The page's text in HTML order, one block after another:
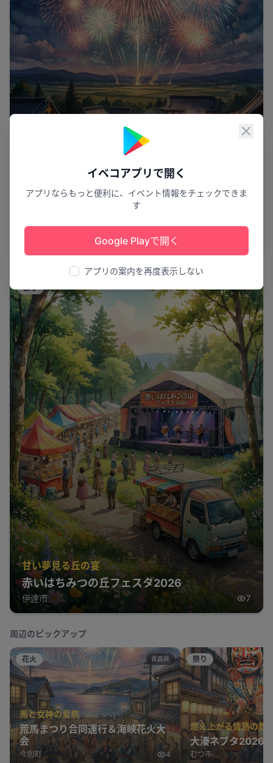
閉じ
イベコアプリで開く
アプリならもっと便利に、イベント情報をチェックできま
す
Google Playで開く
アプリの案内を再度表示しない
第70回なかしべつ夏祭り
祭り
甘い夢見る丘の宴
赤いはちみつの丘フェスタ2026
伊達市 7
周辺のピックアップ
花火 青森県
馬と女神の夏祭
荒馬まつり合同運行＆海峡花火大
会
今別町 4
祭り
燃え上がる情熱の舞
大湊ネブタ2026
むつ市